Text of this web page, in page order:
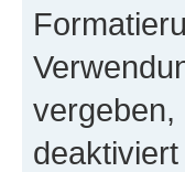
vergeben,